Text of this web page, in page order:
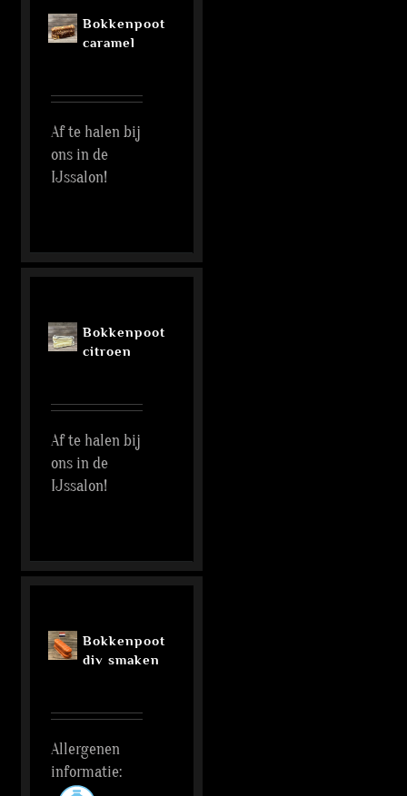
Bokkenpoot
caramel
Af te halen bij
ons in de
IJssalon!
Bokkenpoot
citroen
Af te halen bij
ons in de
IJssalon!
Bokkenpoot
div smaken
Allergenen
informatie: